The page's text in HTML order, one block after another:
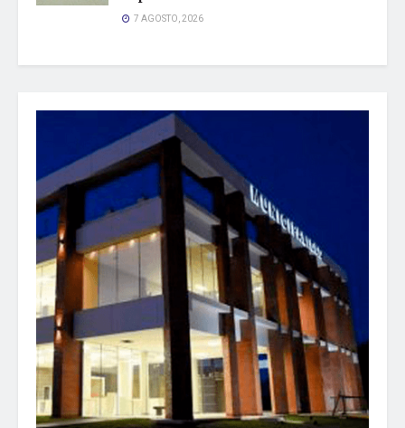
7 AGOSTO, 2026